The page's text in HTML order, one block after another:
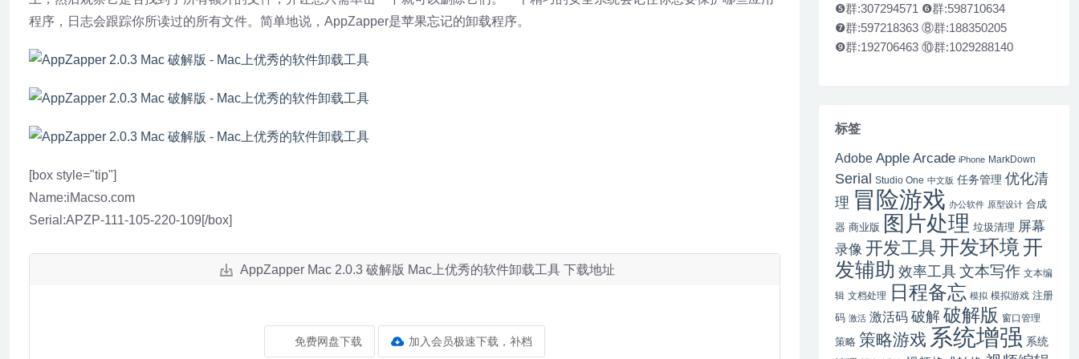
程序，日志会跟踪你所读过的所有文件。简单地说，AppZapper是苹果忘记的卸载程序。
[box style="tip"]
Name:iMacso.com
Serial:APZP-111-105-220-109[/box]
AppZapper Mac 2.0.3 破解版 Mac上优秀的软件卸载工具 下载地址
免费网盘下载 加入会员极速下载，补档
❺群:307294571 ❻群:598710634
❼群:597218363 ⑧群:188350205
❾群:192706463 ⑩群:1029288140
标签
Adobe Apple Arcade iPhone MarkDown
Serial Studio One 中文版 任务管理 优化清
理 冒险游戏 办公软件 原型设计 合成
器 商业版 图片处理 垃圾清理 屏幕
录像 开发工具 开发环境开
发辅助 效率工具 文本写作 文本编
辑 文档处理 日程备忘 模拟 模拟游戏 注册
码 激活 激活码 破解破解版 窗口管理
策略 策略游戏 系统增强 系统